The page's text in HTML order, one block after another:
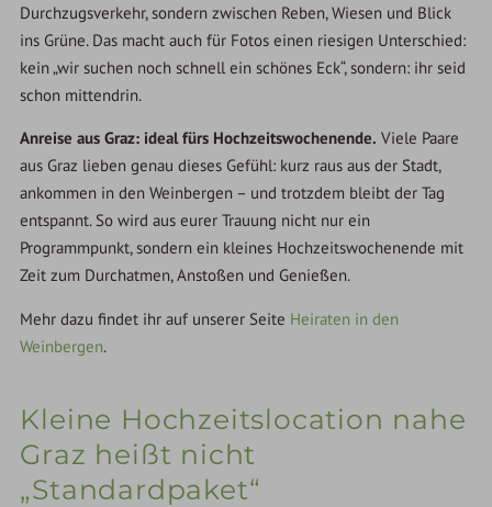
Durchzugsverkehr, sondern zwischen Reben, Wiesen und Blick
ins Grüne. Das macht auch für Fotos einen riesigen Unterschied:
kein „wir suchen noch schnell ein schönes Eck“, sondern: ihr seid
schon mittendrin.
Anreise aus Graz: ideal fürs Hochzeitswochenende. Viele Paare
aus Graz lieben genau dieses Gefühl: kurz raus aus der Stadt,
ankommen in den Weinbergen – und trotzdem bleibt der Tag
entspannt. So wird aus eurer Trauung nicht nur ein
Programmpunkt, sondern ein kleines Hochzeitswochenende mit
Zeit zum Durchatmen, Anstoßen und Genießen.
Mehr dazu findet ihr auf unserer Seite Heiraten in den
Weinbergen.
Kleine Hochzeitslocation nahe
Graz heißt nicht
„Standardpaket“